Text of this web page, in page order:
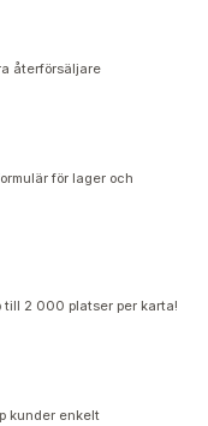
återförsäljare
för lager och
till 2 000 platser per karta!
kunder enkelt